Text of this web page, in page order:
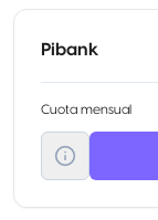
Pibank
Cuota mensual